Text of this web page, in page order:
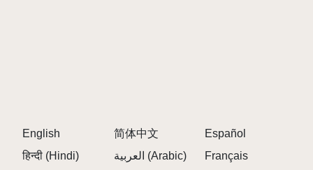
Sprunky.org bietet eine umfangreiche Bibliothek von
über 700 Sprunki Spielen mit flüssigem Gameplay
English 简体中文
Español
हिन्दी (Hindi)
العربية (Arabic)
Français